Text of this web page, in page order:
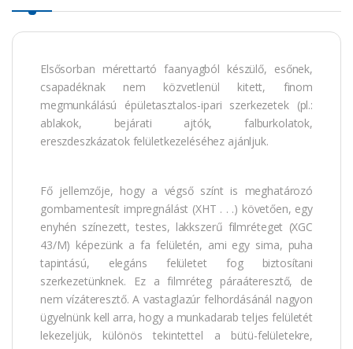
Elsősorban mérettartó faanyagból készülő, esőnek,
csapadéknak nem közvetlenül kitett, finom
megmunkálású épületasztalos-ipari szerkezetek (pl.:
ablakok, bejárati ajtók, falburkolatok,
ereszdeszkázatok felületkezeléséhez ajánljuk.
Fő jellemzője, hogy a végső színt is meghatározó
gombamentesít impregnálást (XHT . . .) követően, egy
enyhén színezett, testes, lakkszerű filmréteget (XGC
43/M) képezünk a fa felületén, ami egy sima, puha
tapintású, elegáns felületet fog biztosítani
szerkezetünknek. Ez a filmréteg páraáteresztő, de
nem vízáteresztő. A vastaglazúr felhordásánál nagyon
ügyelnünk kell arra, hogy a munkadarab teljes felületét
lekezeljük, különös tekintettel a bütü-felületekre,